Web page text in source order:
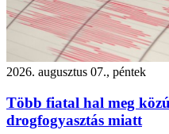
2026. augusztus 07., péntek
Több fiatal hal meg
drogfogyasztás miatt